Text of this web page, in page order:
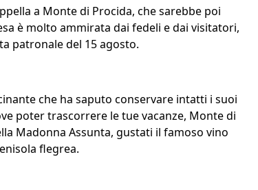
a Monte di Procida, che sarebbe poi
è molto ammirata dai fedeli e dai visitatori,
patronale del 15 agosto.
che ha saputo conservare intatti i suoi
poter trascorrere le tue vacanze, Monte di
Madonna Assunta, gustati il famoso vino
flegrea.